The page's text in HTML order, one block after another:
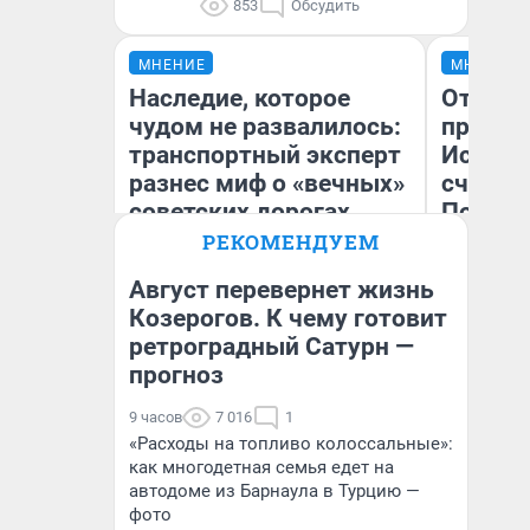
853 Обсудить
МНЕНИЕ
Наследие, которое
чудом не развалилось:
транспортный эксперт
разнес миф о «вечных»
советских дорогах
Олег Арефьев
Блогер, предприниматель,
владелец в транспортном
бизнесе
МНЕНИЕ
РЕКОМЕНДУЕМ
Август перевернет жизнь
Козерогов. К чему готовит
ретроградный Сатурн —
прогноз
9 часов 7 016 1
«Расходы на топливо колоссальные»:
как многодетная семья едет на
автодоме из Барнаула в Турцию —
фото